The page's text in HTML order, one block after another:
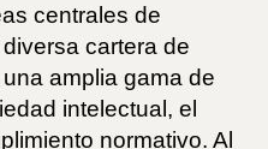
centrales de
cartera de
amplia gama de
intelectual, el
normativo. Al